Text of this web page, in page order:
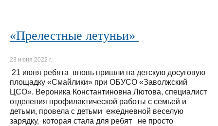
«Прелестные летуньи»
23 июня 2022 г.
21 июня ребята вновь пришли на детскую досуговую
площадку «Смайлики» при ОБУСО «Заволжский
ЦСО». Вероника Константиновна Лютова, специалист
отделения профилактической работы с семьей и
детьми, провела с детьми ежедневной веселую
зарядку, которая стала для ребят не просто